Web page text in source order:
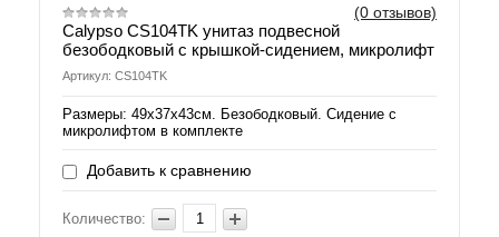
(0 отзывов)
Calypso CS104TK унитаз подвесной
безободковый с крышкой-сидением, микролифт
Артикул: CS104TK
Размеры: 49х37х43см. Безободковый. Сидение с
микролифтом в комплекте
Добавить к сравнению
Количество: